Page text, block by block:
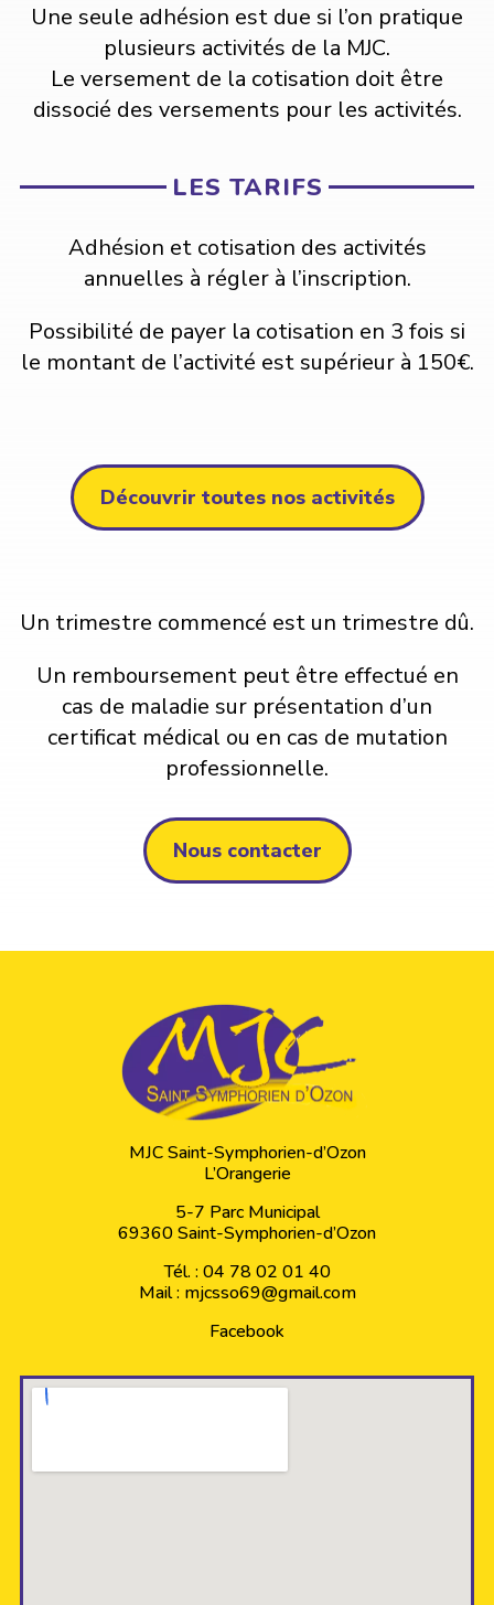
Une seule adhésion est due si l’on pratique
plusieurs activités de la MJC.
Le versement de la cotisation doit être
dissocié des versements pour les activités.
LES TARIFS
Adhésion et cotisation des activités
annuelles à régler à l’inscription.
Possibilité de payer la cotisation en 3 fois si
le montant de l’activité est supérieur à 150€.
Découvrir toutes nos activités
Un trimestre commencé est un trimestre dû.
Un remboursement peut être effectué en
cas de maladie sur présentation d’un
certificat médical ou en cas de mutation
professionnelle.
Nous contacter
MJC Saint-Symphorien-d’Ozon
L’Orangerie
5-7 Parc Municipal
69360 Saint-Symphorien-d’Ozon
Tél. : 04 78 02 01 40
Mail : mjcsso69@gmail.com
Facebook